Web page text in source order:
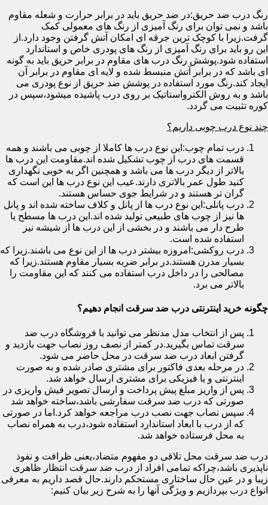
رنگ درب ضد حریق:در ضد حریق باید در برابر حرارت و شعله مقاوم
باشد و نمی توان برای رنگ آمیزی از رنگ های معمولی کمک
گرفت.زیرا با کوچک ترین جرقه ای امکان آتش گرفتن وجود دارد.از
این رو باید برای رنگ آمیزی از رنگ های پودری خاص و استاندارد
استفاده شود.پوشش رنگ درب های مقاوم در برابر حریق باید به گونه
ای باشد که در برابر آتش منبسط شده و لایه ای مقاوم در برابر آن
ایجاد کند.رنگ مورد استفاده در پوشش ضد حریق از نوع پودری می
باشد و به روش الکترواستاتیک بر روی درب پاشیده میشود،سپس در
کوره تثبیت می گردد.
چند نوع درب چوبی داریم؟
درب تمام چوب:این نوع درب ها کاملا از چوبی می باشند و همه
قسمت های درب از چوب تشکیل شده اند.مقاومت این درب ها
بالاتر از دیگر درب ها می باشد و همچنین اگر به خوبی نگهداری
کنید طول عمر بالاتری دارند.عیب این نوع درب ها این است که
گران تر هستند و در شرایط جوی حساس هستند.
درب پانلی:این نوع درب ها از پانل و کلاف ساخته شده اند و پانل
ها نیز از چوب های طبیعی تولید شده اند.این درب ها مسطح یا
طرح دار می باشند و در بخشی از این درب ها از شیشه نیز
استفاده شده است.
درب روکشی:امروزه بیشتر درب ها از این نوع می باشند.زیرا که
بسیار مدرن هستند.در برابر ضربه بسیار مقاوم هستند.زیرا که
مصالحی را در داخل درب استفاده می کنند که این مقاومت را
بالاتر می برد.
چگونه خرید اینترنتی درب ضد سرقت انجام دهیم؟
پس از انتخاب مدل مدنظر می توانید با فروشگاه درب ضد
سرقت تماس بگیرید.در کمتر از نصف روز نصاب جهت بازدید و
گرفتن ابعاد درب ضد سرقت در محل حاضر می شود.
در مرحله بعدی فاکتور برای مشتری صادر شده و به صورت
اینترنتی و یا فیزیکی برای مشتری ارسال خواهد شد.
پس از واریز مبلغ پیش پرداخت و ارسال تصویر فیش واریزی در
صورتی که درب ضد سرقت سفارشی باشد،ساخته خواهد شد
سپس نصاب جهت نصب درب مراجعه خواهد کرد.اما در صورتی
که از درب با ابعاد استاندارد استفاده شود،درب به همراه نصاب
به محل فرستاده خواهد شد.
درب ضد سرقت محل تلاقی دو مفهوم متضاد،یعنی ظرافت و نفوذ
ناپذیری باشد،چراکه تمامی افراد از درب ضد سرقت انتظار ظاهری
زیبا و در عین حال ساختاری مستحکم دارند.حال قصد داریم به معرفی
انواع درب بپردازیم و ویژگی آنها را به شرح زیر بیان کنیم: